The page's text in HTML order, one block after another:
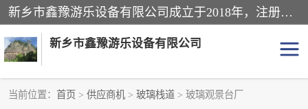
新乡市鑫豫游乐设备有限公司成立于2018年，注册地位于河南省。经营范围包括游乐设备、滑索、滑道、空中自行车、吊桥、拓展器材、攀岩器材、趣桥、悬崖秋千、网红桥、儿童乐园设备、水上乐园设备、丛林穿越设备、音乐呐喊设备、轨道滑车、栈道、玻璃滑道、观景平台、景观包装的设计、制造、销售、安装、维修，景区策划服务。
新乡市鑫豫游乐设备有限公司
当前位置： 首页 > 供应商机 > 玻璃栈道 > 玻璃观景台厂